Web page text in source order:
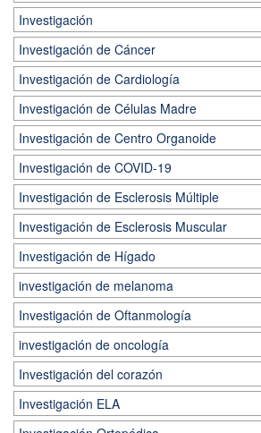
Investigación
Investigación de Cáncer
Investigación de Cardiología
Investigación de Células Madre
Investigación de Centro Organoide
Investigación de COVID-19
Investigación de Esclerosis Múltiple
Investigación de Esclerosis Muscular
Investigación de Hígado
investigación de melanoma
Investigación de Oftanmología
investigación de oncología
Investigación del corazón
Investigación ELA